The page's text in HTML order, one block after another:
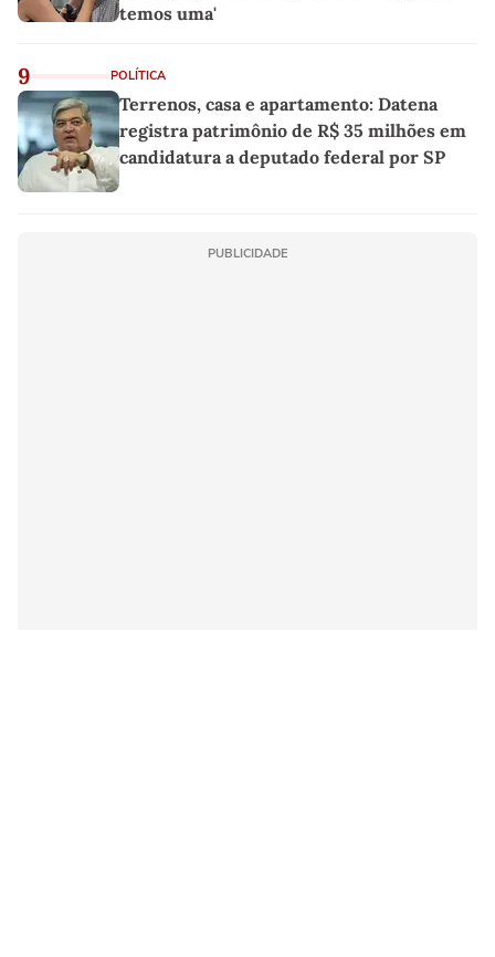
temos uma'
9 POLÍTICA
Terrenos, casa e apartamento: Datena
registra patrimônio de R$ 35 milhões em
candidatura a deputado federal por SP
PUBLICIDADE